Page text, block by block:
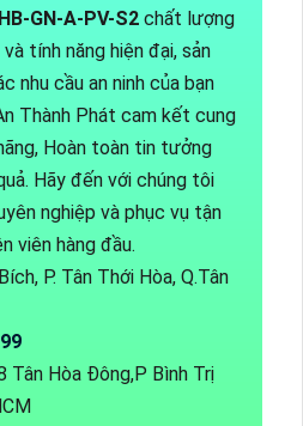
GN-A-PV-S2 chất lượng
tính năng hiện đại, sản
nhu cầu an ninh của bạn
Thành Phát cam kết cung
Hoàn toàn tin tưởng
Hãy đến với chúng tôi
nghiệp và phục vụ tận
viên hàng đầu.
P. Tân Thới Hòa, Q.Tân
Tân Hòa Đông,P Bình Trị